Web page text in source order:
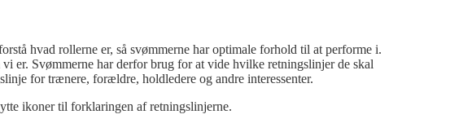
hvad rollerne er, så svømmerne har optimale forhold til at performe i.
er. Svømmerne har derfor brug for at vide hvilke retningslinjer de skal
for trænere, forældre, holdledere og andre interessenter.
ikoner til forklaringen af retningslinjerne.